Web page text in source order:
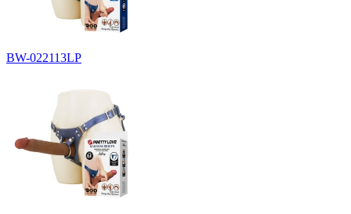
BW-022113LP